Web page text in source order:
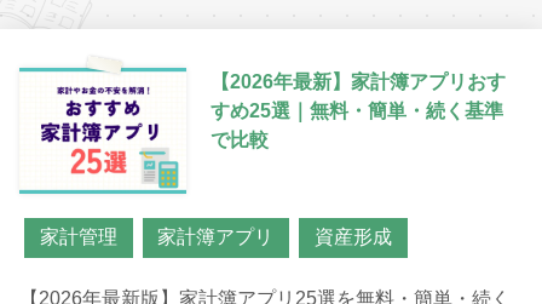
【2026年最新】家計簿アプリおす
すめ25選｜無料・簡単・続く基準
で比較
家計管理 家計簿アプリ 資産形成
【2026年最新版】家計簿アプリ25選を無料・簡単・続く